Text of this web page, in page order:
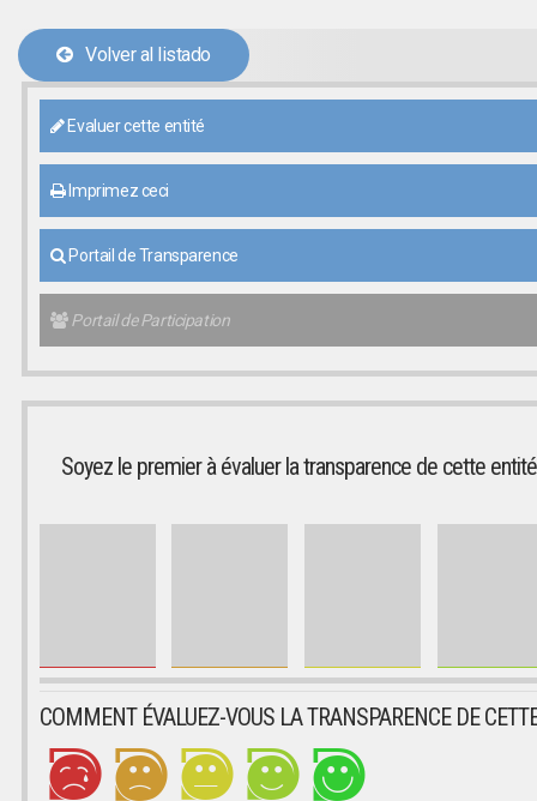
Volver al listado
Evaluer cette entité
Imprimez ceci
Portail de Transparence
Portail de Participation
Soyez le premier à évaluer la transparence de cette entité
COMMENT ÉVALUEZ-VOUS LA TRANSPARENCE DE